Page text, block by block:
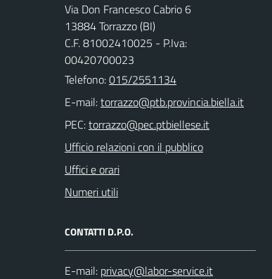
Via Don Francesco Cabrio 6
13884 Torrazzo (BI)
C.F. 81002410025 - P.Iva:
00420700023
Telefono:015/2551134
E-mail:
PEC:
Ufficio relazioni con il pubblico
Uffici e orari
Numeri utili
CONTATTI D.P.O.
E-mail: